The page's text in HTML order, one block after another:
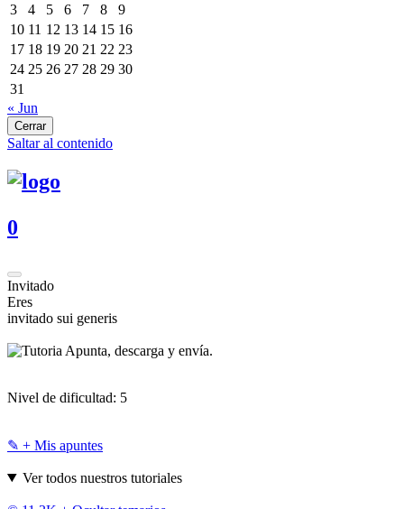
3
4 5 6 7 8
9
10 11 12 13 14 15 16
17 18 19 20 21 22 23
24 25 26 27 28 29 30
31
« Jun
Cerrar
Saltar al contenido
0
Invitado
Eres
invitado sui generis
Apunta, descarga y envía.
Nivel de dificultad: 5
✎ + Mis apuntes
Ver todos nuestros tutoriales